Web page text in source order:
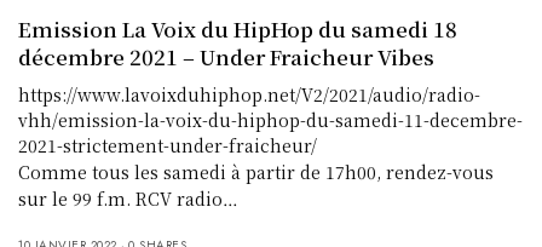
Emission La Voix du HipHop du samedi 18
décembre 2021 – Under Fraicheur Vibes
https://www.lavoixduhiphop.net/V2/2021/audio/radio-
vhh/emission-la-voix-du-hiphop-du-samedi-11-decembre-
2021-strictement-under-fraicheur/
Comme tous les samedi à partir de 17h00, rendez-vous
sur le 99 f.m. RCV radio…